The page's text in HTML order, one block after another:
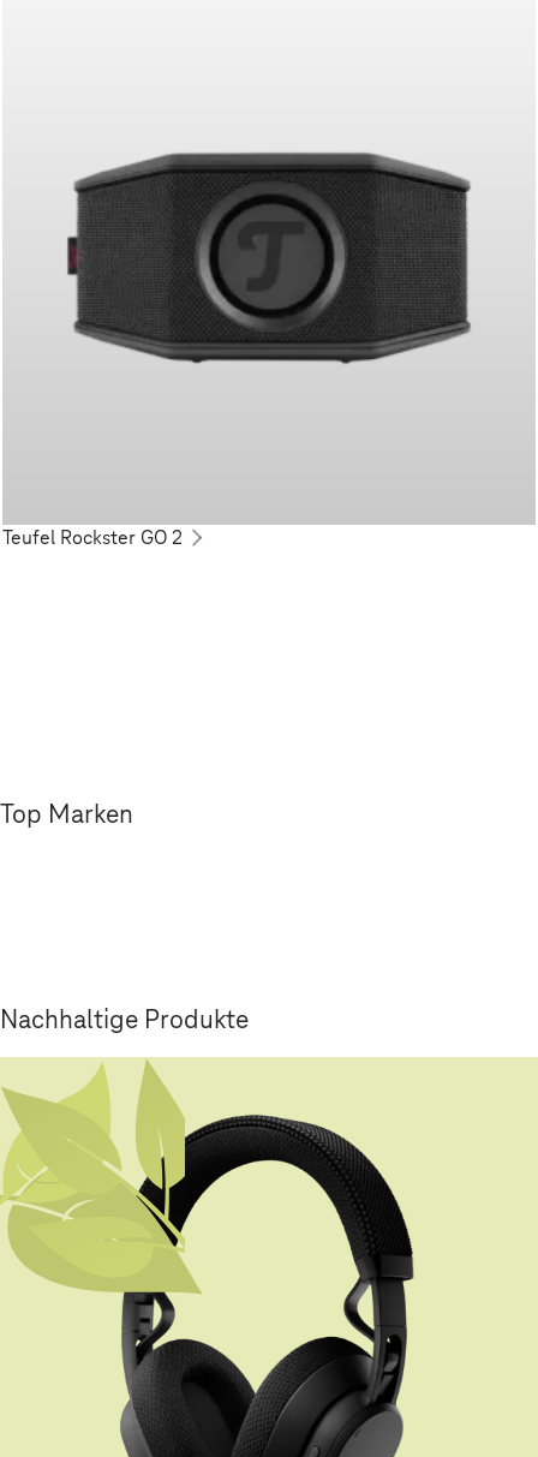
Teufel Rockster GO 2
Top Marken
Nachhaltige Produkte